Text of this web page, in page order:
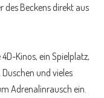
des Beckens direkt aus
Kinos, ein Spielplatz,
und vieles
Adrenalinrausch ein.